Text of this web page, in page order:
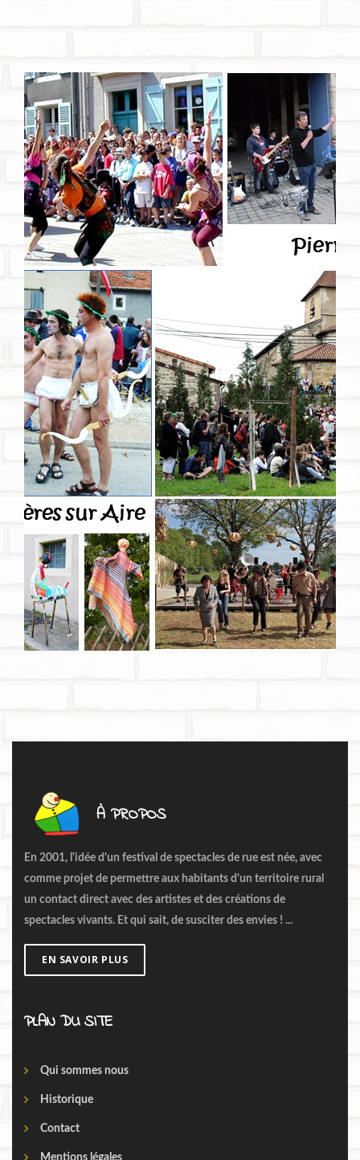
À PROPOS
En 2001, l'idée d'un festival de spectacles de rue est née, avec
comme projet de permettre aux habitants d'un territoire rural
un contact direct avec des artistes et des créations de
spectacles vivants. Et qui sait, de susciter des envies ! ...
EN SAVOIR PLUS
PLAN DU SITE
Qui sommes nous
Historique
Contact